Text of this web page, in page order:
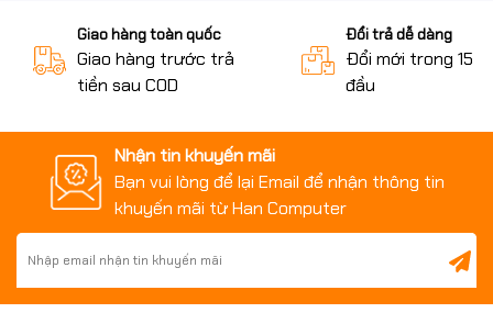
Tính năng đặc
biệt
Nhận dạng vân tay
Hệ điều hành Windows 11 Home
Thông tin khác
Thông số pin 3 cell
Kích thước 35.94 x 23.39 x 1.99 cm
Giao hàng toàn quốc
Giao hàng trước trả
tiền sau COD
Đổi trả dễ dàng
Đổi mới trong 15
đầu
Nhận tin khuyến mãi
Bạn vui lòng để lại Email để nhận thông tin
khuyến mãi từ Han Computer